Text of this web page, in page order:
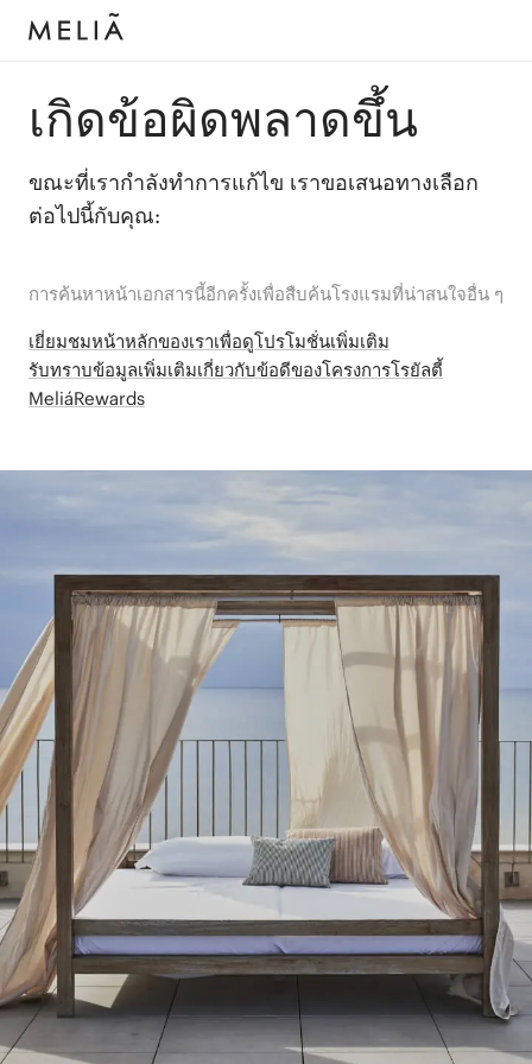
เกิดข้อผิดพลาดขึ้น
ขณะที่เรากำลังทำการแก้ไข เราขอเสนอทางเลือก
ต่อไปนี้กับคุณ:
การค้นหาหน้าเอกสารนี้อีกครั้งเพื่อสืบค้นโรงแรมที่น่าสนใจอื่น ๆ
เยี่ยมชมหน้าหลักของเราเพื่อดูโปรโมชั่นเพิ่มเติม
รับทราบข้อมูลเพิ่มเติมเกี่ยวกับข้อดีของโครงการโรยัลตี้
MeliáRewards